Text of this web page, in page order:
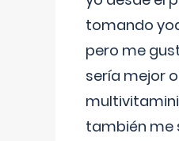
tomando
pero me
sería mejor
también me